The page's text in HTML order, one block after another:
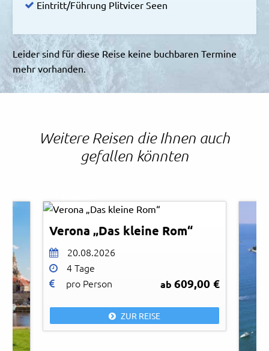
Eintritt/Führung Plitvicer Seen
Leider sind für diese Reise keine buchbaren Termine
mehr vorhanden.
Weitere Reisen die Ihnen auch
gefallen könnten
Verona „Das kleine Rom“
20.08.2026
4 Tage
pro Person
ab609,00 €
ZUR REISE